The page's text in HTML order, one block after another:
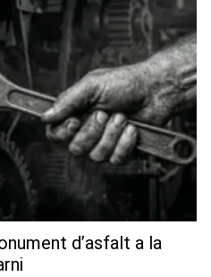
d’asfalt a la